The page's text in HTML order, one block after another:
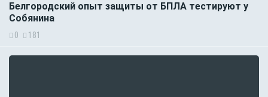
Белгородский опыт защиты от БПЛА тестируют у
Собянина
0 181